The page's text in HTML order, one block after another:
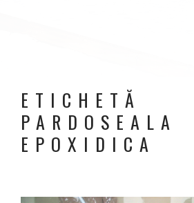
ETICHETĂ
PARDOSEALA
EPOXIDICA